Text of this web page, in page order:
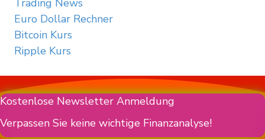
Trading News
Euro Dollar Rechner
Bitcoin Kurs
Ripple Kurs
Kostenlose Newsletter Anmeldung
Verpassen Sie keine wichtige Finanzanalyse!